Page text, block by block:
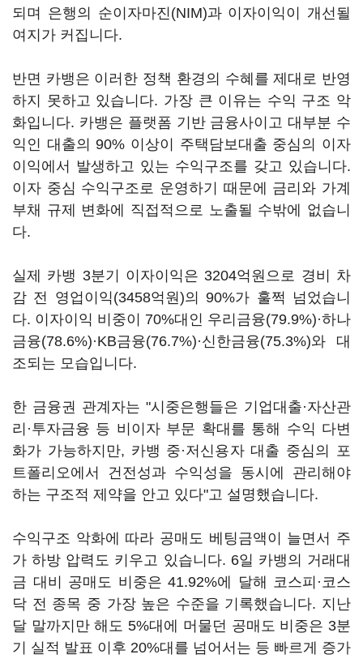
되며 은행의 순이자마진(NIM)과 이자이익이 개선될
여지가 커집니다.
반면 카뱅은 이러한 정책 환경의 수혜를 제대로 반영
하지 못하고 있습니다. 가장 큰 이유는 수익 구조 악
화입니다. 카뱅은 플랫폼 기반 금융사이고 대부분 수
익인 대출의 90% 이상이 주택담보대출 중심의 이자
이익에서 발생하고 있는 수익구조를 갖고 있습니다.
이자 중심 수익구조로 운영하기 때문에 금리와 가계
부채 규제 변화에 직접적으로 노출될 수밖에 없습니
다.
실제 카뱅 3분기 이자이익은 3204억원으로 경비 차
감 전 영업이익(3458억원)의 90%가 훌쩍 넘었습니
다. 이자이익 비중이 70%대인 우리금융(79.9%)·하나
금융(78.6%)·KB금융(76.7%)·신한금융(75.3%)와 대
조되는 모습입니다.
한 금융권 관계자는 "시중은행들은 기업대출·자산관
리·투자금융 등 비이자 부문 확대를 통해 수익 다변
화가 가능하지만, 카뱅 중·저신용자 대출 중심의 포
트폴리오에서 건전성과 수익성을 동시에 관리해야
하는 구조적 제약을 안고 있다"고 설명했습니다.
수익구조 악화에 따라 공매도 베팅금액이 늘면서 주
가 하방 압력도 키우고 있습니다. 6일 카뱅의 거래대
금 대비 공매도 비중은 41.92%에 달해 코스피·코스
닥 전 종목 중 가장 높은 수준을 기록했습니다. 지난
달 말까지만 해도 5%대에 머물던 공매도 비중은 3분
기 실적 발표 이후 20%대를 넘어서는 등 빠르게 증가